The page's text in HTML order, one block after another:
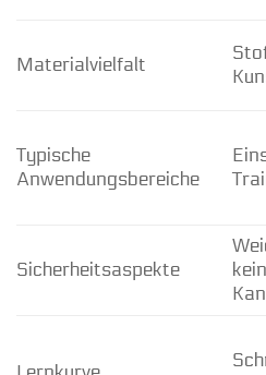
Materialvielfalt
Typische
Anwendungsbereiche
Sicherheitsaspekte